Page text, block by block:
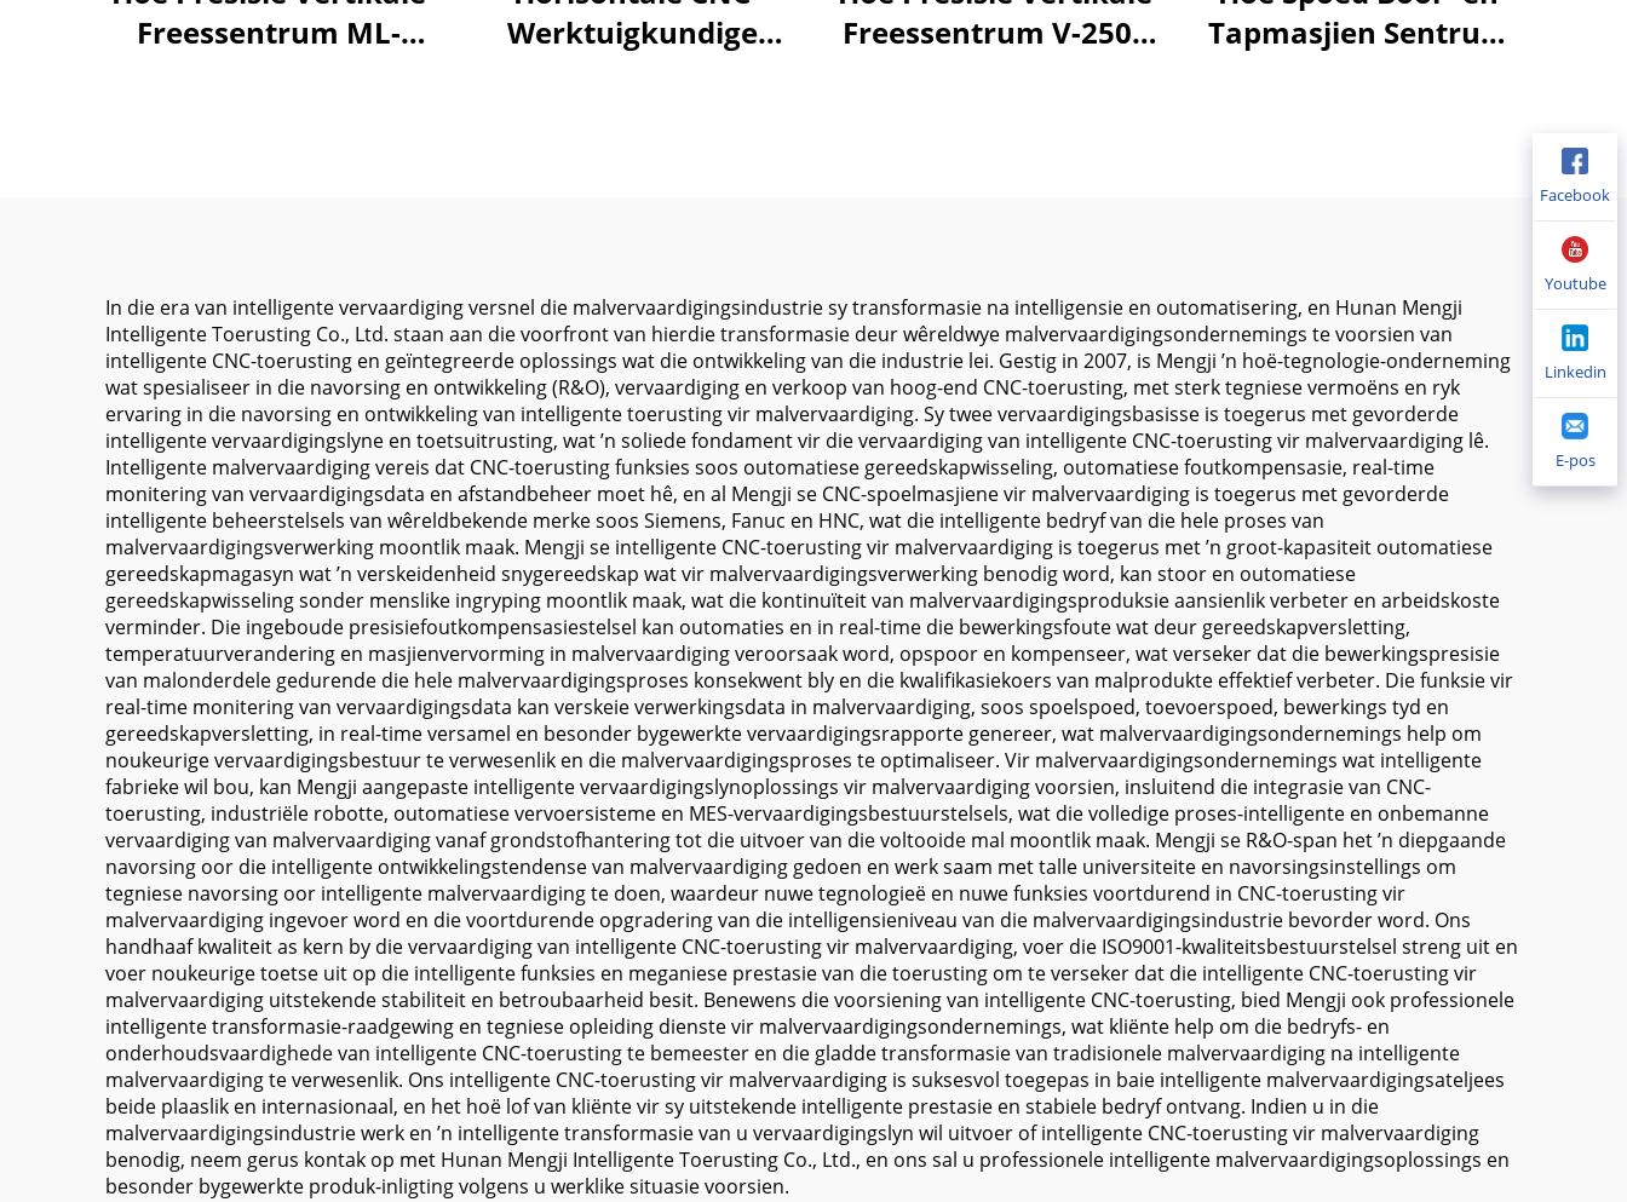
Freessentrum ML-
Werktuigkundige
Vervaardiging
Freessentrum V-2500
Tapmasjien Sentrum
In die era van intelligente vervaardiging versnel die malvervaardigingsindustrie sy transformasie na intelligensie en outomatisering, en Hunan Mengji
Intelligente Toerusting Co., Ltd. staan aan die voorfront van hierdie transformasie deur wêreldwye malvervaardigingsondernemings te voorsien van
intelligente CNC-toerusting en geïntegreerde oplossings wat die ontwikkeling van die industrie lei. Gestig in 2007, is Mengji ’n hoë-tegnologie-onderneming
wat spesialiseer in die navorsing en ontwikkeling (R&O), vervaardiging en verkoop van hoog-end CNC-toerusting, met sterk tegniese vermoëns en ryk
ervaring in die navorsing en ontwikkeling van intelligente toerusting vir malvervaardiging. Sy twee vervaardigingsbasisse is toegerus met gevorderde
intelligente vervaardigingslyne en toetsuitrusting, wat ’n soliede fondament vir die vervaardiging van intelligente CNC-toerusting vir malvervaardiging lê.
Intelligente malvervaardiging vereis dat CNC-toerusting funksies soos outomatiese gereedskapwisseling, outomatiese foutkompensasie, real-time
monitering van vervaardigingsdata en afstandbeheer moet hê, en al Mengji se CNC-spoelmasjiene vir malvervaardiging is toegerus met gevorderde
intelligente beheerstelsels van wêreldbekende merke soos Siemens, Fanuc en HNC, wat die intelligente bedryf van die hele proses van
malvervaardigingsverwerking moontlik maak. Mengji se intelligente CNC-toerusting vir malvervaardiging is toegerus met ’n groot-kapasiteit outomatiese
gereedskapmagasyn wat ’n verskeidenheid snygereedskap wat vir malvervaardigingsverwerking benodig word, kan stoor en outomatiese
gereedskapwisseling sonder menslike ingryping moontlik maak, wat die kontinuïteit van malvervaardigingsproduksie aansienlik verbeter en arbeidskoste
verminder. Die ingeboude presisiefoutkompensasiestelsel kan outomaties en in real-time die bewerkingsfoute wat deur gereedskapversletting,
temperatuurverandering en masjienvervorming in malvervaardiging veroorsaak word, opspoor en kompenseer, wat verseker dat die bewerkingspresisie
van malonderdele gedurende die hele malvervaardigingsproses konsekwent bly en die kwalifikasiekoers van malprodukte effektief verbeter. Die funksie vir
real-time monitering van vervaardigingsdata kan verskeie verwerkingsdata in malvervaardiging, soos spoelspoed, toevoerspoed, bewerkings tyd en
gereedskapversletting, in real-time versamel en besonder bygewerkte vervaardigingsrapporte genereer, wat malvervaardigingsondernemings help om
noukeurige vervaardigingsbestuur te verwesenlik en die malvervaardigingsproses te optimaliseer. Vir malvervaardigingsondernemings wat intelligente
fabrieke wil bou, kan Mengji aangepaste intelligente vervaardigingslynoplossings vir malvervaardiging voorsien, insluitend die integrasie van CNC-
toerusting, industriële robotte, outomatiese vervoersisteme en MES-vervaardigingsbestuurstelsels, wat die volledige proses-intelligente en onbemanne
vervaardiging van malvervaardiging vanaf grondstofhantering tot die uitvoer van die voltooide mal moontlik maak. Mengji se R&O-span het ’n diepgaande
navorsing oor die intelligente ontwikkelingstendense van malvervaardiging gedoen en werk saam met talle universiteite en navorsingsinstellings om
tegniese navorsing oor intelligente malvervaardiging te doen, waardeur nuwe tegnologieë en nuwe funksies voortdurend in CNC-toerusting vir
malvervaardiging ingevoer word en die voortdurende opgradering van die intelligensieniveau van die malvervaardigingsindustrie bevorder word. Ons
handhaaf kwaliteit as kern by die vervaardiging van intelligente CNC-toerusting vir malvervaardiging, voer die ISO9001-kwaliteitsbestuurstelsel streng uit en
voer noukeurige toetse uit op die intelligente funksies en meganiese prestasie van die toerusting om te verseker dat die intelligente CNC-toerusting vir
malvervaardiging uitstekende stabiliteit en betroubaarheid besit. Benewens die voorsiening van intelligente CNC-toerusting, bied Mengji ook professionele
intelligente transformasie-raadgewing en tegniese opleiding dienste vir malvervaardigingsondernemings, wat kliënte help om die bedryfs- en
onderhoudsvaardighede van intelligente CNC-toerusting te bemeester en die gladde transformasie van tradisionele malvervaardiging na intelligente
malvervaardiging te verwesenlik. Ons intelligente CNC-toerusting vir malvervaardiging is suksesvol toegepas in baie intelligente malvervaardigingsateljees
beide plaaslik en internasionaal, en het hoë lof van kliënte vir sy uitstekende intelligente prestasie en stabiele bedryf ontvang. Indien u in die
malvervaardigingsindustrie werk en ’n intelligente transformasie van u vervaardigingslyn wil uitvoer of intelligente CNC-toerusting vir malvervaardiging
benodig, neem gerus kontak op met Hunan Mengji Intelligente Toerusting Co., Ltd., en ons sal u professionele intelligente malvervaardigingsoplossings en
besonder bygewerkte produk-inligting volgens u werklike situasie voorsien.
Facebook
Youtube
Linkedin
E-pos